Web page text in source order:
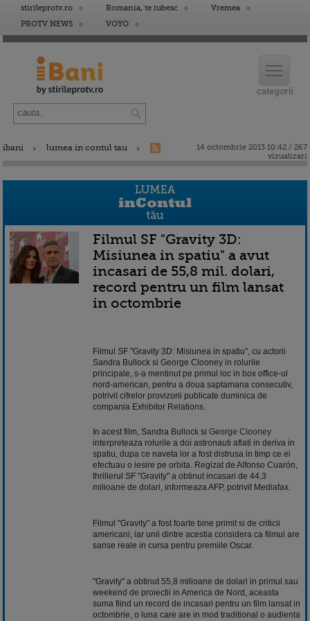
stirileprotv.ro Romania, te iubesc
Vremea
PROTV NEWS
VOYO
ibani lumea in contul tau
14 octombrie 2013 10:42 / 267
vizualizari
Filmul SF "Gravity 3D:
Misiunea in spatiu" a avut
incasari de 55,8 mil. dolari,
record pentru un film lansat
in octombrie
Filmul SF "Gravity 3D: Misiunea in spatiu", cu actorii
Sandra Bullock si George Clooney in rolurile
principale, s-a mentinut pe primul loc in box office-ul
nord-american, pentru a doua saptamana consecutiv,
potrivit cifrelor provizorii publicate duminica de
compania Exhibitor Relations.
In acest film, Sandra Bullock si George Clooney
interpreteaza rolurile a doi astronauti aflati in deriva in
spatiu, dupa ce naveta lor a fost distrusa in timp ce ei
efectuau o iesire pe orbita. Regizat de Alfonso Cuarón,
thrillerul SF "Gravity" a obtinut incasari de 44,3
milioane de dolari, informeaza AFP, potrivit Mediafax.
Filmul "Gravity" a fost foarte bine primit si de criticii
americani, iar unii dintre acestia considera ca filmul are
sanse reale in cursa pentru premiile Oscar.
"Gravity" a obtinut 55,8 milioane de dolari in primul sau
weekend de proiectii in America de Nord, aceasta
suma fiind un record de incasari pentru un film lansat in
octombrie, o luna care are in mod traditional o audienta